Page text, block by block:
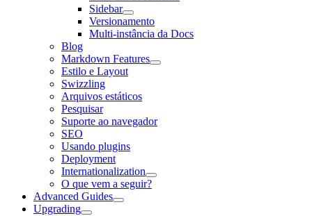
Sidebar
Versionamento
Multi-instância da Docs
Blog
Markdown Features
Estilo e Layout
Swizzling
Arquivos estáticos
Pesquisar
Suporte ao navegador
SEO
Usando plugins
Deployment
Internationalization
O que vem a seguir?
Advanced Guides
Upgrading